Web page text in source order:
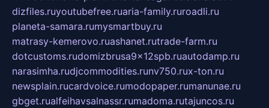
dizfiles.ruyoutubefree.ruaria-family.ruroadli.ru
planeta-samara.rumysmartbuy.ru
matrasy-kemerovo.ruashanet.rutrade-farm.ru
dotcustoms.rudomizbrusa9x12spb.ruautodamp.ru
narasimha.rudjcommodities.runv750.rux-ton.ru
newsplain.rucardvoice.rumodopaper.rumanunae.ru
gbget.rualfeihavsalnassr.rumadoma.rutajuncos.ru